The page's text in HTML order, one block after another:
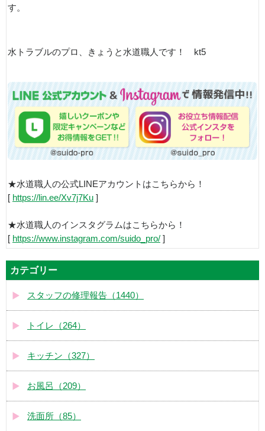
す。
水トラブルのプロ、きょうと水道職人です！ kt5
★水道職人の公式LINEアカウントはこちらから！
[ https://lin.ee/Xv7j7Ku ]
★水道職人のインスタグラムはこちらから！
[ https://www.instagram.com/suido_pro/ ]
カテゴリー
スタッフの修理報告（1440）
トイレ（264）
キッチン（327）
お風呂（209）
洗面所（85）